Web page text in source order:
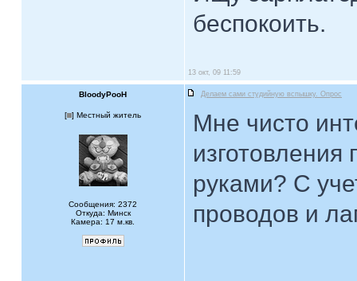
беспокоить.
13 окт, 09 11:59
BloodyPooH Делаем сами студийную вспышку. Опрос
[ ] Местный житель
Сообщения: 2372
Откуда: Минск
Камера: 17 м.кв.
Мне чисто
руками? С
проводов и